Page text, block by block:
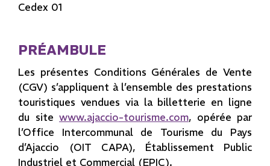
Cedex 01
PRÉAMBULE
Les présentes Conditions Générales de Vente
(CGV) s’appliquent à l’ensemble des prestations
touristiques vendues via la billetterie en ligne
du site www.ajaccio-tourisme.com, opérée par
l’Office Intercommunal de Tourisme du Pays
d’Ajaccio (OIT CAPA), Établissement Public
Industriel et Commercial (EPIC).